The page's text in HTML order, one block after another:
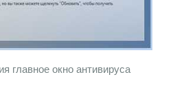
главное окно антивируса